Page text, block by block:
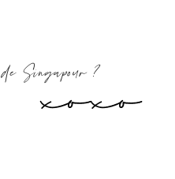
de Singapour ?